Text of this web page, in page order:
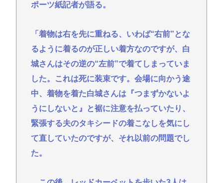
ポーツ紙記者が語る。
「着物は右を先に重ねる、いわば“右前”とな
るように着るのが正しい着方なのですが、白
城さんはその逆の“左前”で着てしまっていま
した。これは死に装束です。会場に向かう途
中、着物を着た白城さんは『つまずかないよ
うにしないと』と裾に注意を払っていたり、
緊張する夫のタキシードの着こなしを気にし
て直していたのですが、それ以前の問題でし
た。